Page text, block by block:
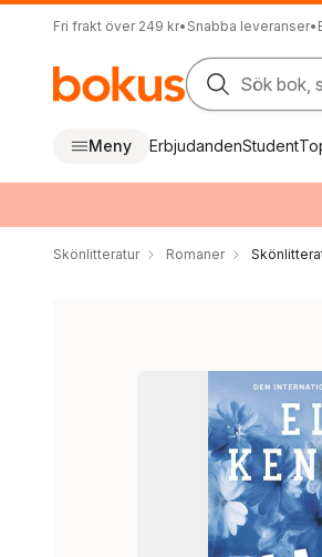
Fri frakt över 249 kr• Snabba leveranser•
Sök bok,
Meny ErbjudandenStudent
Skönlitteratur Romaner